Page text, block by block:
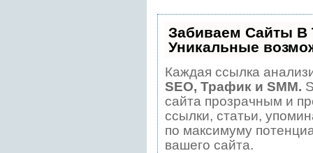
Забиваем Сайты
Уникальные
Каждая ссылка
SEO, Трафик и SMM.
сайта прозрачным и
ссылки, статьи,
по максимуму
вашего сайта.